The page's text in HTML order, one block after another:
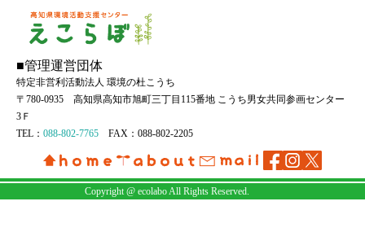
■管理運営団体
特定非営利活動法人 環境の杜こうち
〒780-0935 高知県高知市旭町三丁目115番地 こうち男女共同参画センター
3Ｆ
TEL： 088-802-7765 FAX：088-802-2205
Copyright @ ecolabo All Rights Reserved.